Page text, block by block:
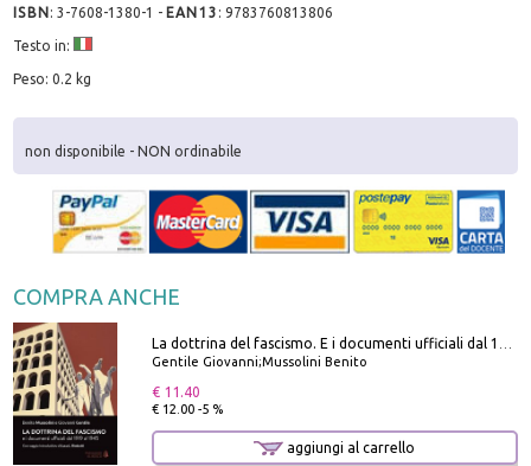
ISBN:3-7608-1380-1 - EAN13 :9783760813806
Testo in:
Peso: 0.2 kg
non disponibile - NON ordinabile
COMPRA ANCHE
Gentile Giovanni;Mussolini Benito
€ 11.40
€ 12.00 -5 %
aggiungi al carrello